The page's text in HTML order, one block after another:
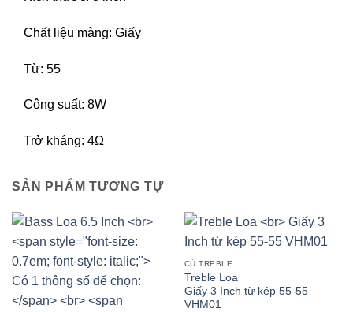
Chất liệu màng: Giấy
Từ: 55
Công suất: 8W
Trở kháng: 4Ω
SẢN PHẨM TƯƠNG TỰ
CỦ TREBLE
Treble Loa
Giấy 3 Inch từ kép 55-55
VHM01